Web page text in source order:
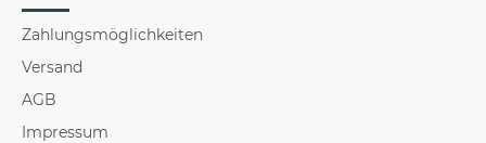
Zahlungsmöglichkeiten
Versand
AGB
Impressum